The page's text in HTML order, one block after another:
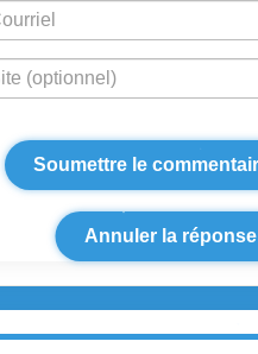
Annuler la réponse